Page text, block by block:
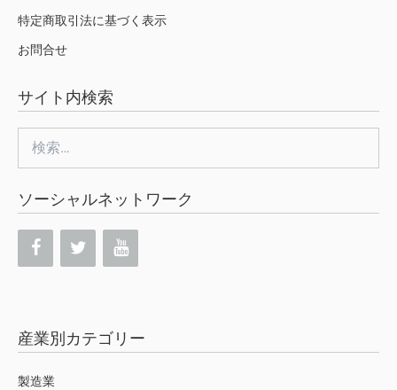
特定商取引法に基づく表示
お問合せ
サイト内検索
索:
ソーシャルネットワーク
産業別カテゴリー
製造業